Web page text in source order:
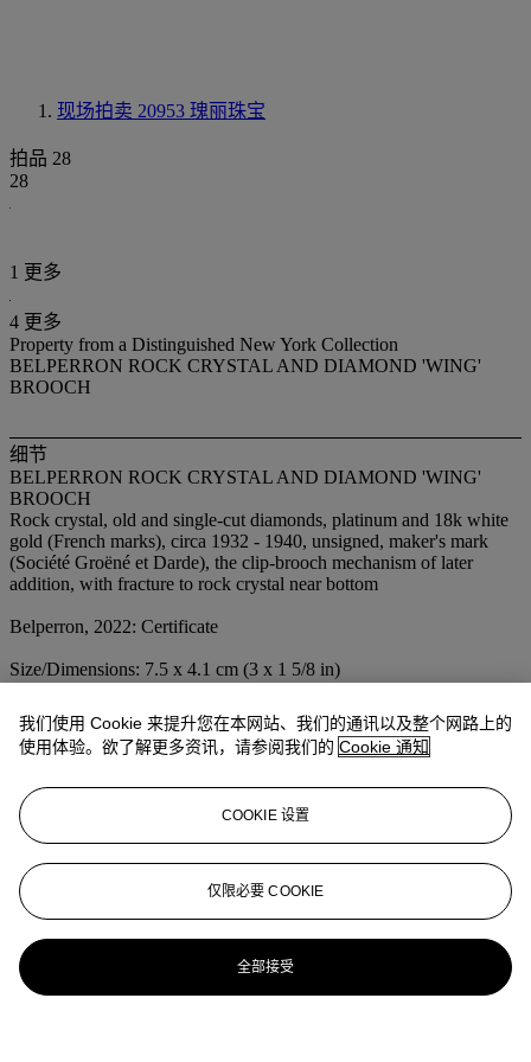
现场拍卖 20953 瑰丽珠宝
拍品 28
28
1 更多
4 更多
Property from a Distinguished New York Collection
BELPERRON ROCK CRYSTAL AND DIAMOND 'WING'
BROOCH
细节
BELPERRON ROCK CRYSTAL AND DIAMOND 'WING'
BROOCH
Rock crystal, old and single-cut diamonds, platinum and 18k white
gold (French marks), circa 1932 - 1940, unsigned, maker's mark
(Société Groëné et Darde), the clip-brooch mechanism of later
addition, with fracture to rock crystal near bottom
Belperron, 2022: Certificate
Size/Dimensions: 7.5 x 4.1 cm (3 x 1 5/8 in)
业务规定
更多来自瑰丽珠宝
查看全部
我们使用 Cookie 来提升您在本网站、我们的通讯以及整个网路上的
使用体验。欲了解更多资讯，请参阅我们的 Cookie 通知
COOKIE 设置
仅限必要 COOKIE
全部接受